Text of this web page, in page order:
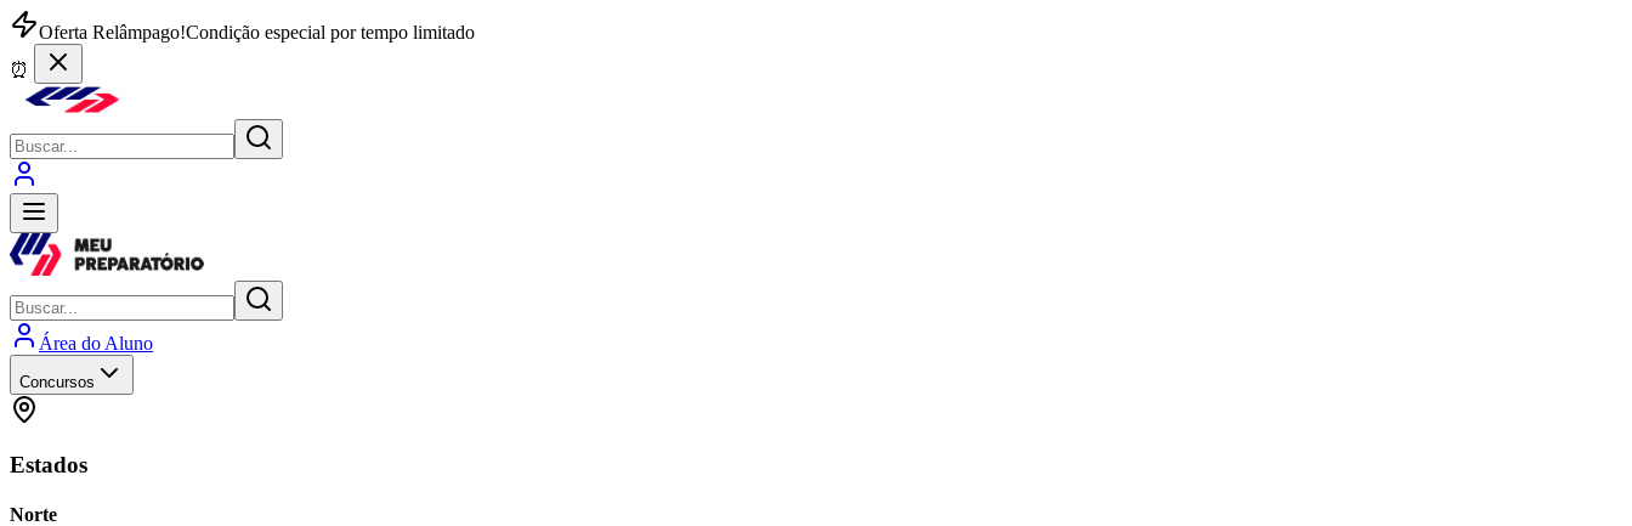
Oferta Relâmpago!Condição especial por tempo limitado
⏰
Área do Aluno
Concursos
Estados
Norte